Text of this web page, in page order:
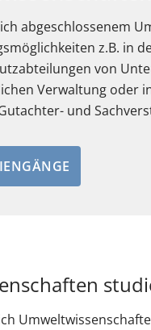
abgeschlossenem
z.B. in
von
Verwaltung oder
und